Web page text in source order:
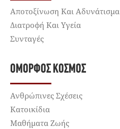
Αποτοξίνωση Και Αδυνάτισμα
Διατροφή Και Υγεία
Συνταγές
ΌΜΟΡΦΟΣ ΚΌΣΜΟΣ
Ανθρώπινες Σχέσεις
Κατοικίδια
Μαθήματα Ζωής